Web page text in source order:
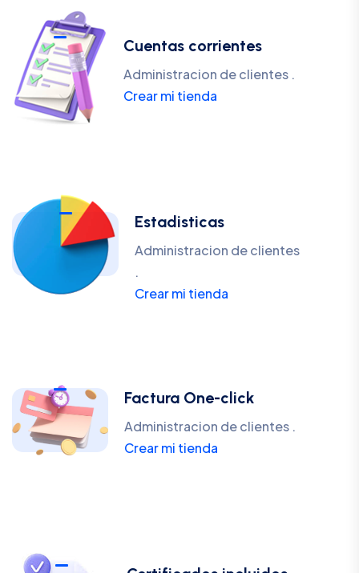
Cuentas corrientes
Administracion de clientes .
Crear mi tienda
Estadisticas
Administracion de clientes
.
Crear mi tienda
Factura One-click
Administracion de clientes .
Crear mi tienda